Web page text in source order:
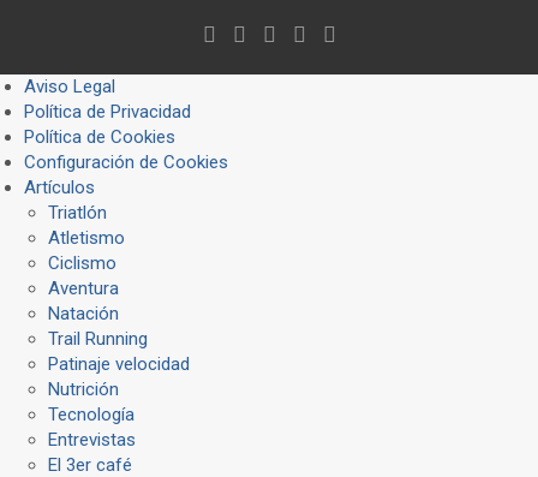
Aviso Legal
Política de Privacidad
Política de Cookies
Configuración de Cookies
Artículos
Triatlón
Atletismo
Ciclismo
Aventura
Natación
Trail Running
Patinaje velocidad
Nutrición
Tecnología
Entrevistas
El 3er café